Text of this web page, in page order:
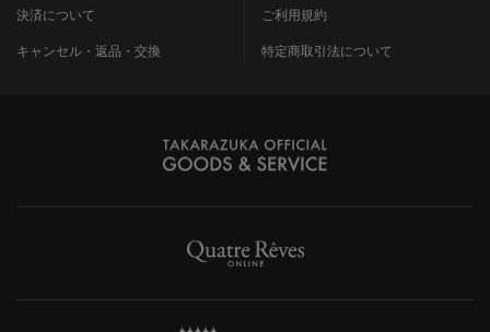
決済について
キャンセル・返品・交換
ご利用規約
特定商取引法について